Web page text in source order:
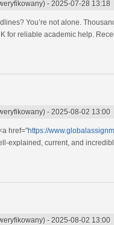
- 2025-07-28 13:18
You’re not alone.
for reliable academic help.
- 2025-08-02 13:00
href="https://
explained, current, and
- 2025-08-02 13:00